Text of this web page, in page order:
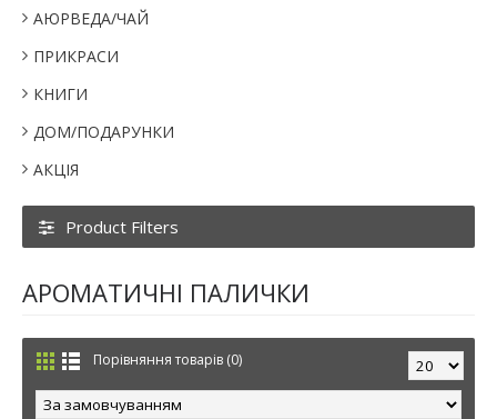
АЮРВЕДА/ЧАЙ
ПРИКРАСИ
КНИГИ
ДОМ/ПОДАРУНКИ
АКЦІЯ
Product Filters
АРОМАТИЧНІ ПАЛИЧКИ
Порівняння товарів (0)